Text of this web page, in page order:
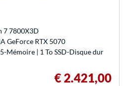
7 7800X3D
GeForce RTX 5070
Mémoire | 1 To SSD-Disque dur
€ 2.421,00